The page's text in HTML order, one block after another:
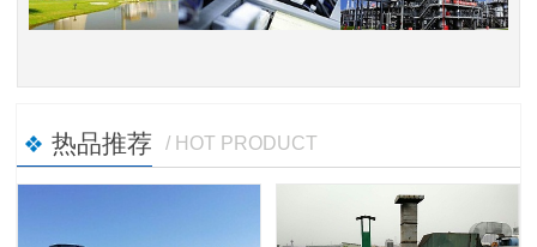
热品推荐 / HOT PRODUCT